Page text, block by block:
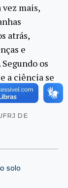
vez mais,
atrás,
e
os
a ciência se
atual.
DE
solo